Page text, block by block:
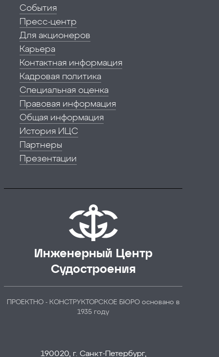
События
Пресс-центр
Для акционеров
Карьера
Контактная информация
Кадровая политика
Специальная оценка
Правовая информация
Общая информация
История ИЦС
Партнеры
Презентации
Инженерный Центр
Судостроения
ПРОЕКТНО - КОНСТРУКТОРСКОЕ БЮРО основано в
1935 году
190020, г. Санкт-Петербург,